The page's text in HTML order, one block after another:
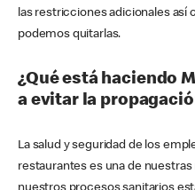
las restricciones adicionales así
podemos quitarlas.
¿Qué está haciendo
a evitar la
La salud y seguridad de los
restaurantes es una de